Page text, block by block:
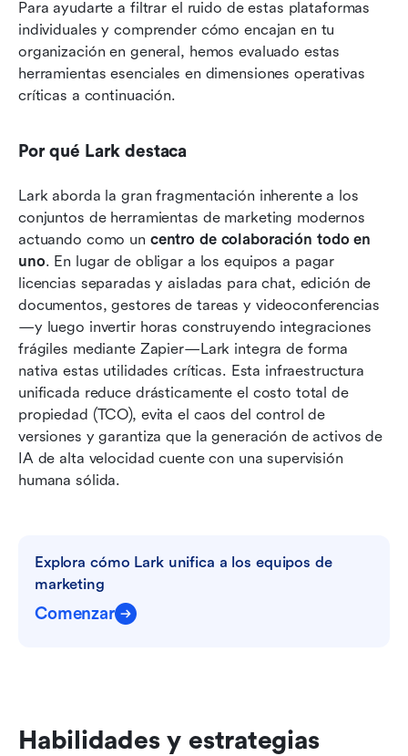
Para ayudarte a filtrar el ruido de estas plataformas
individuales y comprender cómo encajan en tu
organización en general, hemos evaluado estas
herramientas esenciales en dimensiones operativas
críticas a continuación.
Por qué Lark destaca
Lark aborda la gran fragmentación inherente a los
conjuntos de herramientas de marketing modernos
actuando como un centro de colaboración todo en
uno. En lugar de obligar a los equipos a pagar
licencias separadas y aisladas para chat, edición de
documentos, gestores de tareas y videoconferencias
—y luego invertir horas construyendo integraciones
frágiles mediante Zapier—Lark integra de forma
nativa estas utilidades críticas. Esta infraestructura
unificada reduce drásticamente el costo total de
propiedad (TCO), evita el caos del control de
versiones y garantiza que la generación de activos de
IA de alta velocidad cuente con una supervisión
humana sólida.
Explora cómo Lark unifica a los equipos de
marketing
Comenzar
Habilidades y estrategias